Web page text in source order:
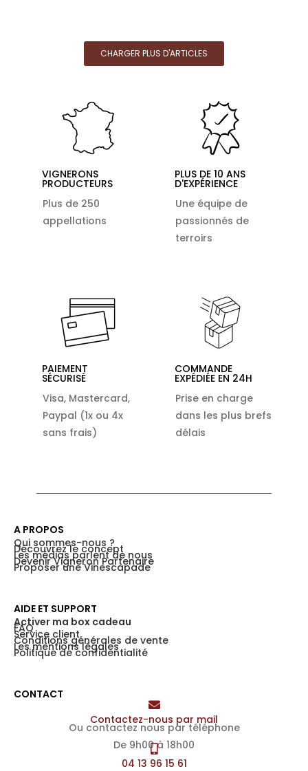
CHARGER PLUS D'ARTICLES
VIGNERONS
PRODUCTEURS
Plus de 250
appellations
PLUS DE 10 ANS
D'EXPÉRIENCE
Une équipe de
passionnés de
terroirs
PAIEMENT
SÉCURISÉ
Visa, Mastercard,
Paypal (1x ou 4x
sans frais)
COMMANDE
EXPÉDIÉE EN 24H
Prise en charge
dans les plus brefs
délais
CONTACT
Contactez-nous par mail
Ou contactez nous par téléphone
De 9h00 à 18h00
04 13 96 15 61
AIDE ET SUPPORT
Activer ma box cadeau
FAQ
Service client
Conditions générales de vente
Les mentions légales
Politique de confidentialité
A PROPOS
Qui sommes-nous ?
Découvrez le concept
Les médias parlent de nous
Devenir Vigneron Partenaire
Proposer une Vinescapade